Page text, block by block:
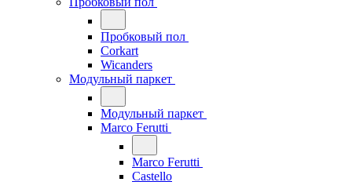
Пробковый пол
Corkart
Wicanders
Модульный паркет
Модульный паркет
Marco Ferutti
Marco Ferutti
Castello